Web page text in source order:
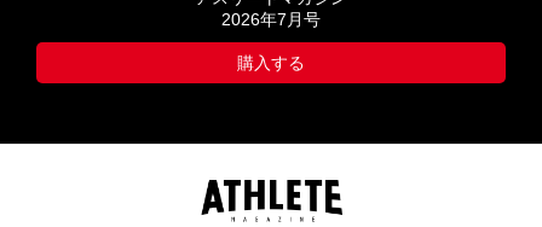
2026年7月号
購入する